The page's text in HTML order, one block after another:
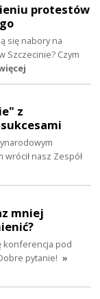
protestów
się nabory na
Szczecinie? Czym
z
nasz Zespół
mniej
konferencja pod
pytanie! »